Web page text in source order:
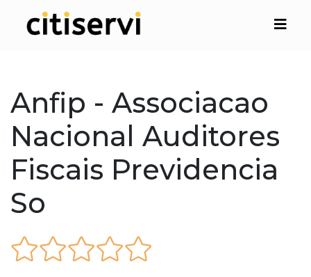
Anfip - Associacao
Nacional Auditores
Fiscais Previdencia
So